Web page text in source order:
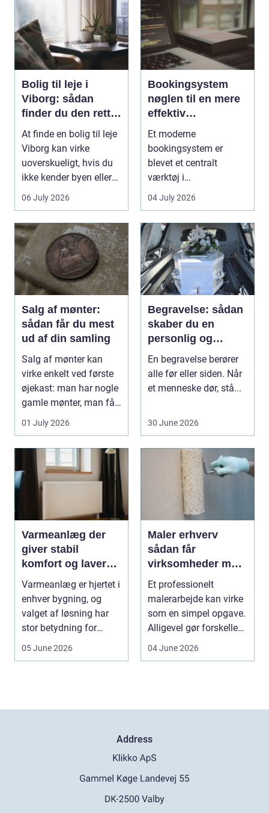
Bolig til leje i
Viborg: sådan
finder du den rette
lejlighed
At finde en bolig til leje
Viborg kan virke
uoverskueligt, hvis du
ikke kender byen eller
det lokale...
06 July 2026
Bookingsystem
nøglen til en mere
effektiv
klinikhverdag
Et moderne
bookingsystem er
blevet et centralt
værktøj i
sundhedssektoren.
beh...
04 July 2026
Salg af mønter:
sådan får du mest
ud af din samling
Salg af mønter kan
virke enkelt ved første
øjekast: man har nogle
gamle mønter, man får
dem vurderet...
01 July 2026
Begravelse: sådan
skaber du en
personlig og
respektfuld afsked
En begravelse berører
alle før eller siden. Når
et menneske dør, stå...
30 June 2026
Varmeanlæg der
giver stabil
komfort og lavere
energiregning
Varmeanlæg er hjertet i
enhver bygning, og
valget af løsning har
stor betydning for
b&a...
05 June 2026
Maler erhverv
sådan får
virksomheder mest
værdi af
professionelt
malerarbejde
Et professionelt
malerarbejde kan virke
som en simpel opgave.
Alligevel gør forskellen
på gør-det-se...
04 June 2026
Address